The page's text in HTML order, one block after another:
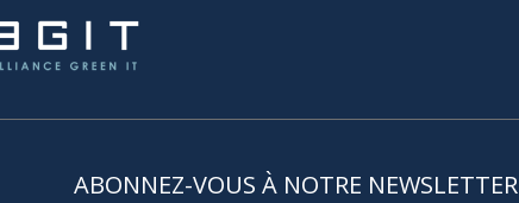
ABONNEZ-VOUS À NOTRE NEWSLETTER